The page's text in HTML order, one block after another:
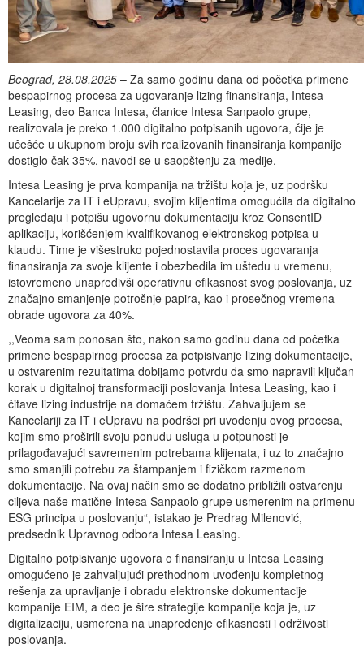
Beograd, 28.08.2025 – Za samo godinu dana od početka primene
bespapirnog procesa za ugovaranje lizing finansiranja, Intesa
Leasing, deo Banca Intesa, članice Intesa Sanpaolo grupe,
realizovala je preko 1.000 digitalno potpisanih ugovora, čije je
učešće u ukupnom broju svih realizovanih finansiranja kompanije
dostiglo čak 35%, navodi se u saopštenju za medije.
Intesa Leasing je prva kompanija na tržištu koja je, uz podršku
Kancelarije za IT i eUpravu, svojim klijentima omogućila da digitalno
pregledaju i potpišu ugovornu dokumentaciju kroz ConsentID
aplikaciju, korišćenjem kvalifikovanog elektronskog potpisa u
klaudu. Time je višestruko pojednostavila proces ugovaranja
finansiranja za svoje klijente i obezbedila im uštedu u vremenu,
istovremeno unapredivši operativnu efikasnost svog poslovanja, uz
značajno smanjenje potrošnje papira, kao i prosečnog vremena
obrade ugovora za 40%.
,,Veoma sam ponosan što, nakon samo godinu dana od početka
primene bespapirnog procesa za potpisivanje lizing dokumentacije,
u ostvarenim rezultatima dobijamo potvrdu da smo napravili ključan
korak u digitalnoj transformaciji poslovanja Intesa Leasing, kao i
čitave lizing industrije na domaćem tržištu. Zahvaljujem se
Kancelariji za IT i eUpravu na podršci pri uvođenju ovog procesa,
kojim smo proširili svoju ponudu usluga u potpunosti je
prilagođavajući savremenim potrebama klijenata, i uz to značajno
smo smanjili potrebu za štampanjem i fizičkom razmenom
dokumentacije. Na ovaj način smo se dodatno približili ostvarenju
ciljeva naše matične Intesa Sanpaolo grupe usmerenim na primenu
ESG principa u poslovanju“, istakao je Predrag Milenović,
predsednik Upravnog odbora Intesa Leasing.
Digitalno potpisivanje ugovora o finansiranju u Intesa Leasing
omogućeno je zahvaljujući prethodnom uvođenju kompletnog
rešenja za upravljanje i obradu elektronske dokumentacije
kompanije EIM, a deo je šire strategije kompanije koja je, uz
digitalizaciju, usmerena na unapređenje efikasnosti i održivosti
poslovanja.